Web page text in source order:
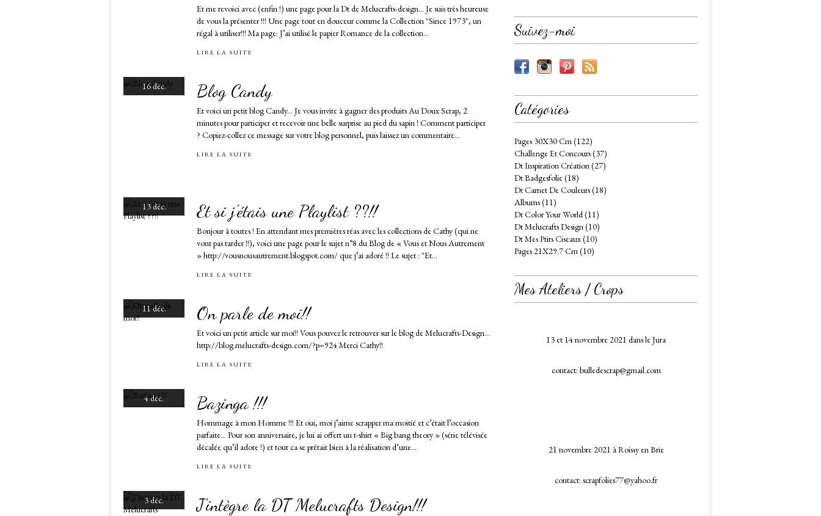
Et me revoici avec (enfin !) une page pour la Dt de Melucrafts-design… Je suis très heureuse
de vous la présenter !!! Une page tout en douceur comme la Collection "Since 1973", un
régal à utiliser!!! Ma page: J’ai utilisé le papier Romance de la collection...
LIRE LA SUITE
16 déc. Blog Candy
Et voici un petit blog Candy... Je vous invite à gagner des produits Au Doux Scrap, 2
minutes pour participer et recevoir une belle surprise au pied du sapin ! Comment participer
? Copiez-collez ce message sur votre blog personnel, puis laissez un commentaire...
LIRE LA SUITE
13 déc. Et si j'étais une Playlist ??!!
Bonjour à toutes ! En attendant mes premières réas avec les collections de Cathy (qui ne
vont pas tarder !!), voici une page pour le sujet n°8 du Blog de « Vous et Nous Autrement
» http://vousnousautrement.blogspot.com/ que j’ai adoré !! Le sujet : "Et...
LIRE LA SUITE
11 déc. On parle de moi!!
Et voici un petit article sur moi!! Vous pouvez le retrouver sur le blog de Melucrafts-Design...
http://blog.melucrafts-design.com/?p=924 Merci Cathy!!
LIRE LA SUITE
4 déc. Bazinga !!!
Hommage à mon Homme !!! Et oui, moi j’aime scrapper ma moitié et c’était l’occasion
parfaite… Pour son anniversaire, je lui ai offert un t-shirt « Big bang theory » (série télévisée
décalée qu’il adore !) et tout ca se prêtait bien à la réalisation d’une...
LIRE LA SUITE
3 déc. J'intègre la DT Melucrafts Design!!!
Suivez-moi
Catégories
Pages 30X30 Cm (122)
Challenge Et Concours (37)
Dt Inspiration Création (27)
Dt Badgesfolie (18)
Dt Carnet De Couleurs (18)
Albums (11)
Dt Color Your World (11)
Dt Melucrafts Design (10)
Dt Mes Ptits Ciseaux (10)
Pages 21X29.7 Cm (10)
Mes Ateliers / Crops
13 et 14 novembre 2021 dans le Jura
contact: bulledescrap@gmail.com
21 novembre 2021 à Roissy en Brie
contact: scrapfolies77@yahoo.fr